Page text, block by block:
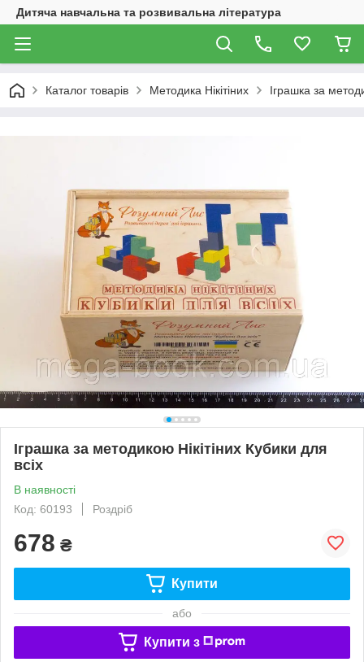
Дитяча навчальна та розвивальна література
Каталог товарів Методика Нікітіних Іграшка за
Іграшка за методикою Нікітіних Кубики для
всіх
В наявності
Код: 60193
Роздріб
678 ₴
Купити
або
Купити з